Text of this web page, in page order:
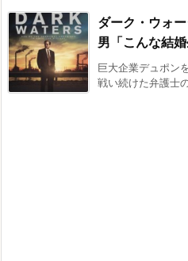
ダーク・ウォ
男「こんな結
巨大企業デュポン
戦い続けた弁護士